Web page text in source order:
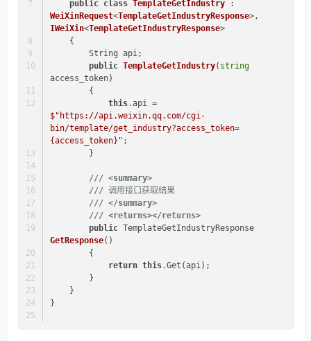
public class TemplateGetIndustry
WeiXinRequest<TemplateGetIndustryResponse
IWeiXin<TemplateGetIndustryResponse>
    {
        String api;
public TemplateGetIndustry( string
access_token)
        {
this
.api =
$"https://api.weixin.qq.com/cgi-
bin/template/get_industry?access_token=
{access_token} " ;
        }
/// <summary>
/// 调用接口获取结果
/// </summary>
/// <returns></returns>
public
TemplateGetIndustryResponse
GetResponse()
        {
return this.Get(api);
        }
    }
}